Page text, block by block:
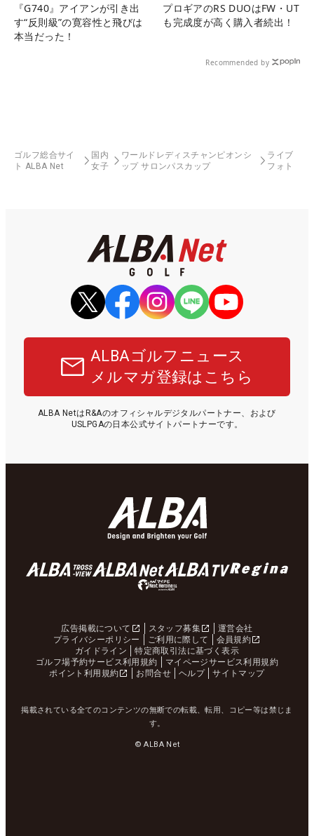
『G740』アイアンが引き出
す“反則級”の寛容性と飛びは
本当だった！
プロギアのRS DUOはFW・UT
も完成度が高く購入者続出！
Recommended by
ゴルフ総合サイ
ト ALBA Net
国内
女子
ワールドレディスチャンピオンシ
ップ サロンパスカップ
ライブ
フォト
ALBAゴルフニュース
メルマガ登録はこちら
ALBA NetはR&Aのオフィシャルデジタルパートナー、および
USLPGAの日本公式サイトパートナーです。
広告掲載について スタッフ募集
運営会社
プライバシーポリシー
ご利用に際して
会員規約
ガイドライン
特定商取引法に基づく表示
ゴルフ場予約サービス利用規約
マイページサービス利用規約
ポイント利用規約
お問合せ ヘルプ サイトマップ
掲載されている全てのコンテンツの無断での転載、転用、コピー等は禁じま
す。
© ALBA Net